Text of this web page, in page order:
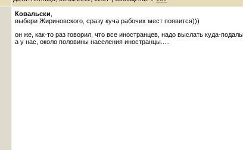
Ковальски
выбери Жириновского, сразу куча рабочих мест появится)))
он же, как-то раз говорил, что все иностранцев, надо выслать куда-
а у нас, около половины населения иностранцы.....